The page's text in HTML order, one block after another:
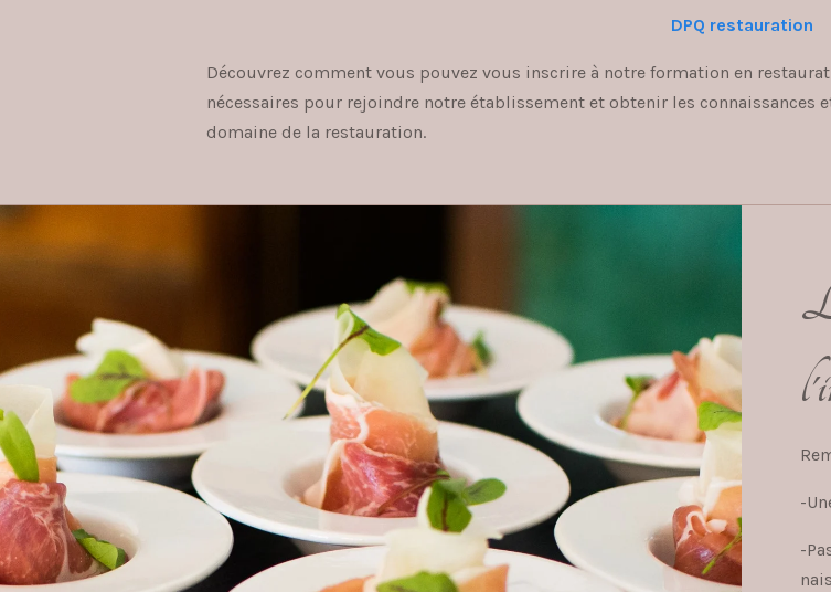
DPQ restauration
Découvrez comment vous pouvez vous inscrire à notre formation en
nécessaires pour rejoindre notre établissement et obtenir les connaissances
domaine de la restauration.
-
-